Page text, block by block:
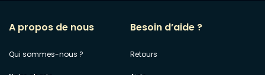
A propos de nous
Qui sommes-nous ?
Besoin d’aide ?
Retours